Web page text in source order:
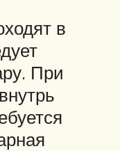
в
При